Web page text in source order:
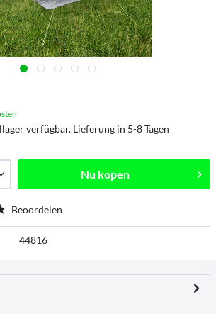
verfügbar. Lieferung in 5-8 Tagen
Nu kopen
Beoordelen
44816